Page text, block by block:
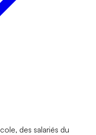
des salariés du